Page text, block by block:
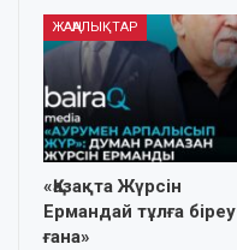
ЖАҢАЛЫҚТАР
«Қазақта Жүрсін
Ермандай тұлға біреу
ғана»